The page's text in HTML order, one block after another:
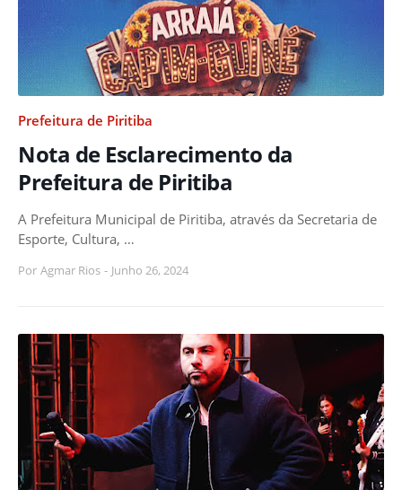
Prefeitura de Piritiba
Nota de Esclarecimento da
Prefeitura de Piritiba
A Prefeitura Municipal de Piritiba, através da Secretaria de
Esporte, Cultura, …
Por Agmar Rios - Junho 26, 2024